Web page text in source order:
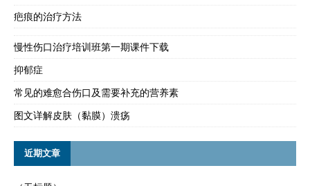
疤痕的治疗方法
慢性伤口治疗培训班第一期课件下载
抑郁症
常见的难愈合伤口及需要补充的营养素
图文详解皮肤（黏膜）溃疡
近期文章